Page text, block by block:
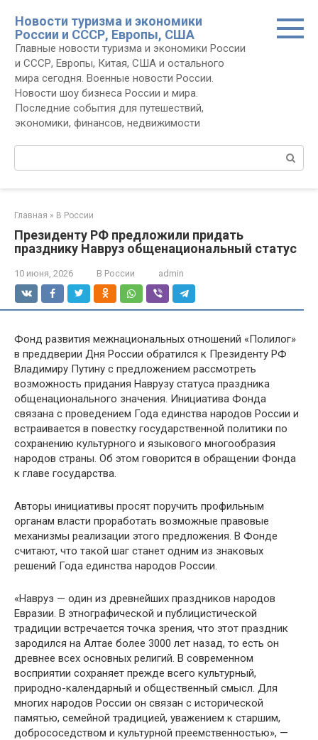
контенту
Новости туризма и экономики
России и СССР, Европы, США
Главные новости туризма и экономики России
и СССР, Европы, Китая, США и остального
мира сегодня. Военные новости России.
Новости шоу бизнеса России и мира.
Последние события для путешествий,
экономики, финансов, недвижимости
Поиск:
Главная » В России
Президенту РФ предложили придать
празднику Навруз общенациональный статус
10 июня, 2026 В России admin
Фонд развития межнациональных отношений «Полилог»
в преддверии Дня России обратился к Президенту РФ
Владимиру Путину с предложением рассмотреть
возможность придания Наврузу статуса праздника
общенационального значения. Инициатива Фонда
связана с проведением Года единства народов России и
встраивается в повестку государственной политики по
сохранению культурного и языкового многообразия
народов страны. Об этом говорится в обращении Фонда
к главе государства.
Авторы инициативы просят поручить профильным
органам власти проработать возможные правовые
механизмы реализации этого предложения. В Фонде
считают, что такой шаг станет одним из знаковых
решений Года единства народов России.
«Навруз — один из древнейших праздников народов
Евразии. В этнографической и публицистической
традиции встречается точка зрения, что этот праздник
зародился на Алтае более 3000 лет назад, то есть он
древнее всех основных религий. В современном
восприятии сохраняет прежде всего культурный,
природно-календарный и общественный смысл. Для
многих народов России он связан с исторической
памятью, семейной традицией, уважением к старшим,
добрососедством и культурной преемственностью», —